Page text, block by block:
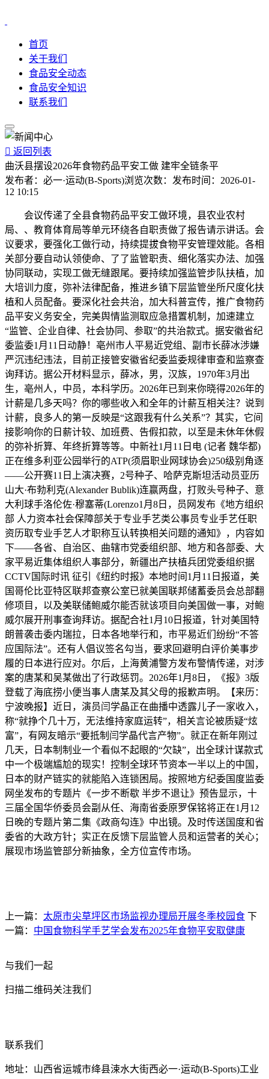
首页
关于我们
食品安全动态
食品安全知识
联系我们
 返回列表
曲沃县摆设2026年食物药品平安工做 建牢全链条平
发布者： 必一·运动(B-Sports)浏览次数： 发布时间： 2026-01-
12 10:15
会议传递了全县食物药品平安工做环境，县农业农村
局、、教育体育局等单元环绕各自职责做了报告请示讲话。会
议要求，要强化工做行动，持续提拔食物平安管理效能。各相
关部分要自动认领使命、了了监管职责、细化落实办法、加强
协同联动，实现工做无缝跟尾。要持续加强监管步队扶植，加
大培训力度，弥补法律配备，推进乡镇下层监管坐所尺度化扶
植和人员配备。要深化社会共治，加大科普宣传，推广食物药
品平安义务安全，完美舆情监测取应急措置机制，加速建立
“监管、企业自律、社会协同、参取”的共治款式。据安徽省纪
委监委1月11日动静！亳州市人平易近党组、副市长薛冰涉嫌
严沉违纪违法，目前正接管安徽省纪委监委规律审查和监察查
询拜访。据公开材料显示，薛冰，男，汉族，1970年3月出
生，亳州人，中员，本科学历。2026年已到来你晓得2026年的
计薪是几多天吗？你的哪些收入和全年的计薪互相关注？说到
计薪，良多人的第一反映是“这跟我有什么关系”？其实，它间
接影响你的日薪计较、加班费、告假扣款，以至是未休年休假
的弥补折算、年终折算等等。中新社1月11日电 (记者 魏华都)
正在维多利亚公园举行的ATP(须眉职业网球协会)250级别角逐
——公开赛11日上演决赛，2号种子、哈萨克斯坦活动员亚历
山大·布勃利克(Alexander Bublik)连赢两盘，打败头号种子、意
大利球手洛伦佐·穆塞蒂(Lorenzo1月8日，员网发布《地方组织
部 人力资本社会保障部关于专业手艺类公事员专业手艺任职
资历取专业手艺人才职称互认转换相关问题的通知》，内容如
下——各省、自治区、曲辖市党委组织部、地方和各部委、大
家平易近集体组织人事部分，新疆出产扶植兵团党委组织据
CCTV国际时讯 征引《纽约时报》本地时间1月11日报道，美
国哥伦比亚特区联邦查察公室已就美国联邦储蓄委员会总部翻
修项目，以及美联储鲍威尔能否就该项目向美国做一事，对鲍
威尔展开刑事查询拜访。据配合社1月10日报道，针对美国特
朗普袭击委内瑞拉，日本各地举行和，市平易近们纷纷“不答
应国际法”。还有人倡议签名勾当，要求回避明白评价美事步
履的日本进行应对。尔后，上海黄浦警方发布警情传递，对涉
案的唐某和吴某做出了行政惩罚。2026年1月8日，《报》3版
登载了海底捞小便当事人唐某及其父母的报歉声明。【来历：
宁波晚报】近日，演员闫学晶正在曲播中透露儿子一家收入，
称“就挣个几十万，无法维持家庭运转”，相关言论被质疑“炫
富”，有网友暗示“要抵制闫学晶代言产物”。就正在新年刚过
几天，日本制制业一个看似不起眼的“欠缺”，出全球计谋款式
中一个极端尴尬的现实！控制全球环节资本一半以上的中国，
日本的财产链实的就能陷入连锁困局。按照地方纪委国度监委
网坐发布的专题片《一步不断歇 半步不退让》预告显示，十
三届全国华侨委员会副从任、海南省委原罗保铭将正在1月12
日晚的专题片第二集《政商勾连》中出镜。及时传送国度和省
委省的大政方针；实正在反馈下层监管人员和运营者的关心；
展现市场监管部分新抽象，全方位宣传市场。
上一篇： 太原市尖草坪区市场监视办理局开展冬季校园食 下
一篇： 中国食物科学手艺学会发布2025年食物平安取健康
与我们一起
扫描二维码关注我们
联系我们
地址：山西省运城市绛县涑水大街西必一·运动(B-Sports)工业